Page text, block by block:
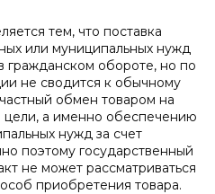
тем, что поставка
или муниципальных нужд
гражданском обороте, но по
не сводится к обычному
обмен товаром на
а именно обеспечению
нужд за счет
поэтому государственный
не может рассматриваться
приобретения товара.